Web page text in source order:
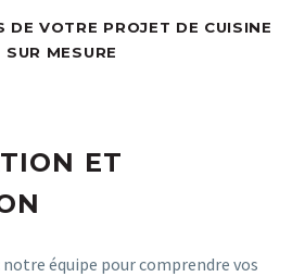
DE VOTRE PROJET DE CUISINE
SUR MESURE
ET
équipe pour comprendre vos